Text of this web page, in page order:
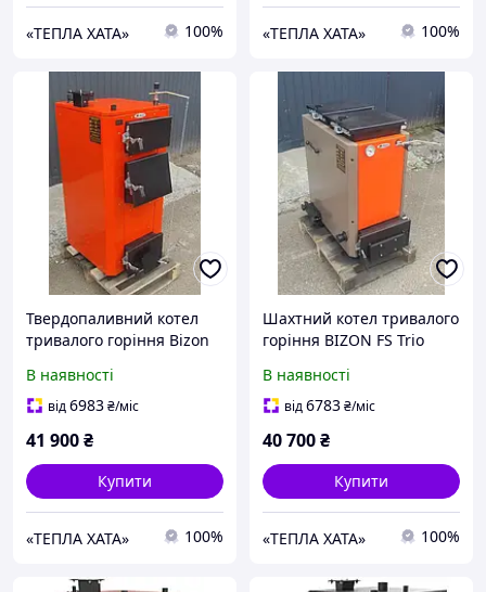
«ТЕПЛА ХАТА» 100% «ТЕПЛА ХАТА» 100%
Твердопаливний котел
тривалого горіння Bizon
В наявності
від6983₴/міс
41 900₴
Купити
«ТЕПЛА ХАТА» 100%
Шахтний котел тривалого
горіння BIZON FS Trio
В наявності
від6783₴/міс
40 700₴
Купити
«ТЕПЛА ХАТА» 100%